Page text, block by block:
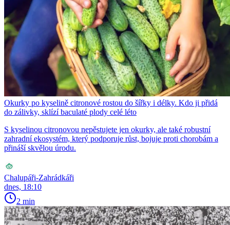
Okurky po kyselině citronové rostou do šířky i délky. Kdo ji přidá
do zálivky, sklízí baculaté plody celé léto
S kyselinou citronovou nepěstujete jen okurky, ale také robustní
zahradní ekosystém, který podporuje růst, bojuje proti chorobám a
přináší skvělou úrodu.
Chalupáři-Zahrádkáři
dnes, 18:10
2 min